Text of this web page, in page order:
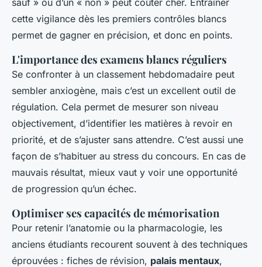
cette vigilance dès les premiers contrôles blancs
permet de gagner en précision, et donc en points.
L'importance des examens blancs réguliers
Se confronter à un classement hebdomadaire peut
sembler anxiogène, mais c’est un excellent outil de
régulation. Cela permet de mesurer son niveau
objectivement, d’identifier les matières à revoir en
priorité, et de s’ajuster sans attendre. C’est aussi une
façon de s’habituer au stress du concours. En cas de
mauvais résultat, mieux vaut y voir une opportunité
de progression qu’un échec.
Optimiser ses capacités de mémorisation
Pour retenir l’anatomie ou la pharmacologie, les
anciens étudiants recourent souvent à des techniques
éprouvées : fiches de révision, palais mentaux,